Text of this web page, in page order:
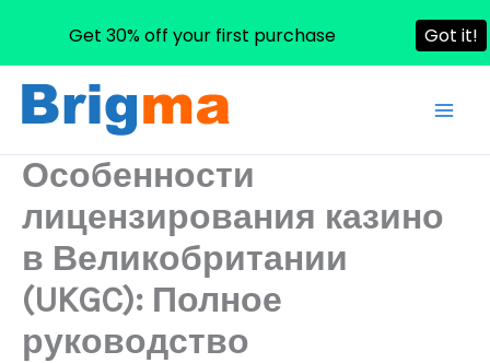
Skip
Особенности
лицензирования казино
в Великобритании
(UKGC): Полное
руководство
Get 30% off your first purchase Got it!